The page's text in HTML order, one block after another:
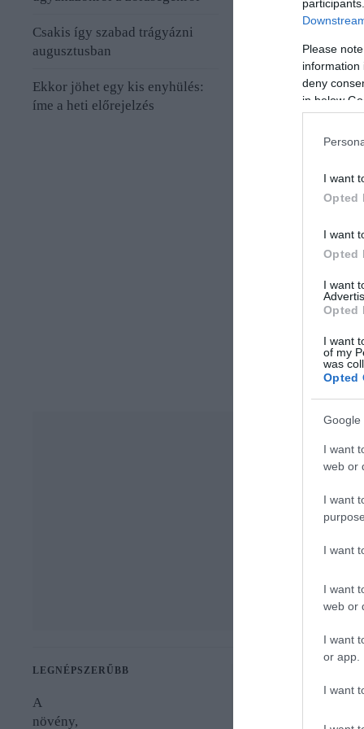
Please
information
deny
in below
I want
Opted
I want
Opted
I want
Opted
I want
of my
was
Opted
Google
I want
web or
I want
I want
I want
web or
I want
or app.
I want
Csakis így szabad trágyázni
augusztusban
Ekkor jöhet egy kis enyhülés:
íme a heti előrejelzés
Meddig
LEGNÉPSZERŰBB
A
növény,